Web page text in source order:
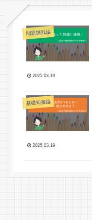
問題挑戦編
2025.03.19
基礎知識編
2025.03.19